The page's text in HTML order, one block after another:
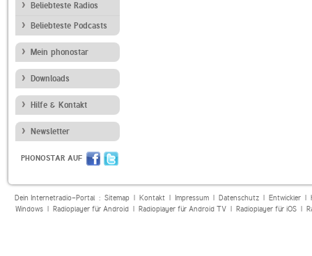
Beliebteste Radios
Beliebteste Podcasts
Mein phonostar
Downloads
Hilfe & Kontakt
Newsletter
PHONOSTAR AUF
Dein Internetradio-Portal : Sitemap| Kontakt| Impressum| Datenschutz| Entwickler|
Windows| Radioplayer für Android| Radioplayer für Android TV| Radioplayer für iOS|